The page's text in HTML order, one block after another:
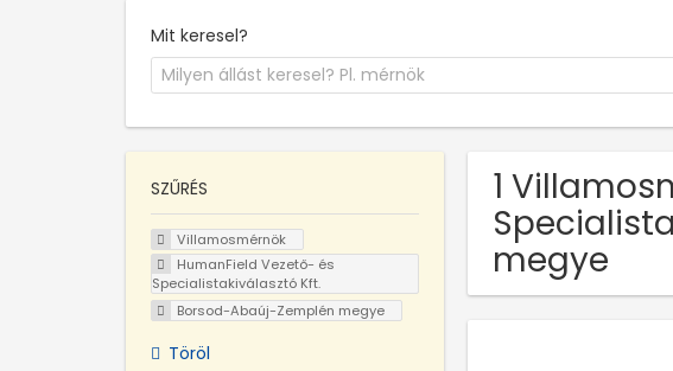
Mit keresel?
1
megye
SZŰRÉS
Villamosmérnök
HumanField Vezető- és
Specialistakiválasztó Kft.
Borsod-Abaúj-Zemplén megye
Töröl